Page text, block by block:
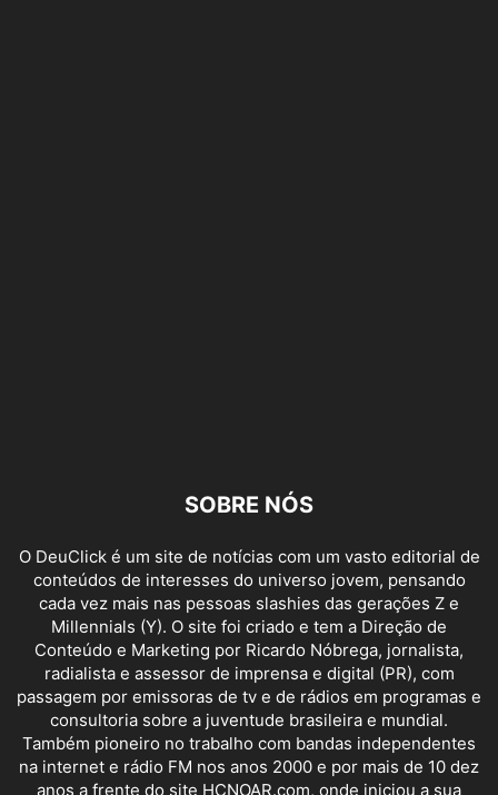
SOBRE NÓS
O DeuClick é um site de notícias com um vasto editorial de
conteúdos de interesses do universo jovem, pensando
cada vez mais nas pessoas slashies das gerações Z e
Millennials (Y). O site foi criado e tem a Direção de
Conteúdo e Marketing por Ricardo Nóbrega, jornalista,
radialista e assessor de imprensa e digital (PR), com
passagem por emissoras de tv e de rádios em programas e
consultoria sobre a juventude brasileira e mundial.
Também pioneiro no trabalho com bandas independentes
na internet e rádio FM nos anos 2000 e por mais de 10 dez
anos a frente do site HCNOAR.com, onde iniciou a sua